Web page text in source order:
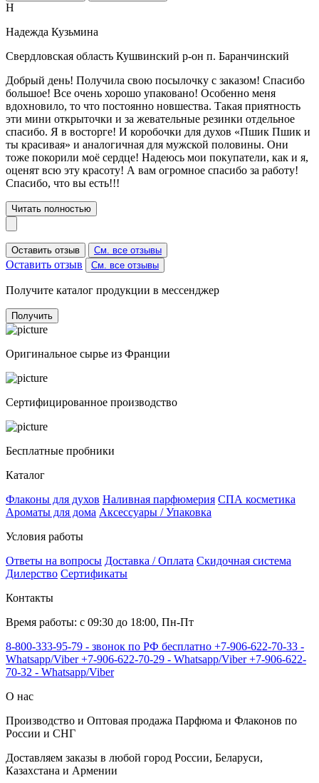
Н
Надежда Кузьмина
Свердловская область Кушвинский р-он п. Баранчинский
Добрый день! Получила свою посылочку с заказом! Спасибо
большое! Все очень хорошо упаковано! Особенно меня
вдохновило, то что постоянно новшества. Такая приятность
эти мини открыточки и за жевательные резинки отдельное
спасибо. Я в восторге! И коробочки для духов «Пшик Пшик и
ты красивая» и аналогичная для мужской половины. Они
тоже покорили моё сердце! Надеюсь мои покупатели, как и я,
оценят всю эту красоту! А вам огромное спасибо за работу!
Спасибо, что вы есть!!!
Читать полностью
Оставить отзыв См. все отзывы
Оставить отзыв См. все отзывы
Получите каталог продукции в мессенджер
Получить
Оригинальное сырье из Франции
Сертифицированное производство
Бесплатные пробники
Каталог
Флаконы для духов Наливная парфюмерия СПА косметика
Ароматы для дома Аксессуары / Упаковка
Условия работы
Ответы на вопросы Доставка / Оплата Скидочная система
Дилерство Сертификаты
Контакты
Время работы: с 09:30 до 18:00, Пн-Пт
8-800-333-95-79 - звонок по РФ бесплатно +7-906-622-70-33 -
Whatsapp/Viber+7-906-622-70-29 - Whatsapp/Viber+7-906-622-
70-32 - Whatsapp/Viber
О нас
Производство и Оптовая продажа Парфюма и Флаконов по
России и СНГ
Доставляем заказы в любой город России, Беларуси,
Казахстана и Армении